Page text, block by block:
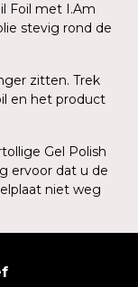
Foil met I.Am
stevig rond de
zitten. Trek
en het product
Gel Polish
ervoor dat u de
niet weg